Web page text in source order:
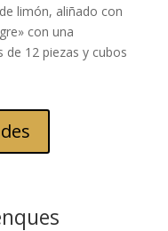
limón, aliñado con
con una
12 piezas y cubos